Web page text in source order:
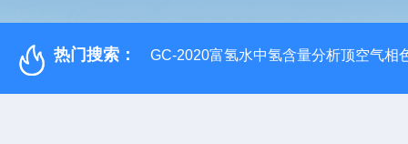
热门搜索： GC-2020富氢水中氢含量分析顶空气相